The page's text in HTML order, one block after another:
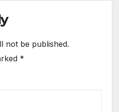
not be published.
*